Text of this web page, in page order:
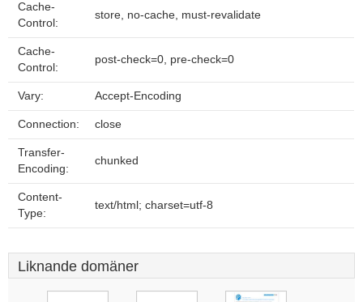
Cache-
Control:
store, no-cache, must-revalidate
Cache-
Control:
post-check=0, pre-check=0
Vary: Accept-Encoding
Connection: close
Transfer-
Encoding:
chunked
Content-
Type:
text/html; charset=utf-8
Liknande domäner